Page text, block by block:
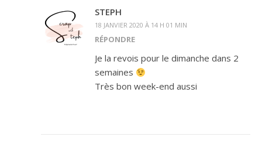
STEPH
18 JANVIER 2020 À 14 H 01 MIN
RÉPONDRE
Je la revois pour le dimanche dans 2
semaines
Très bon week-end aussi